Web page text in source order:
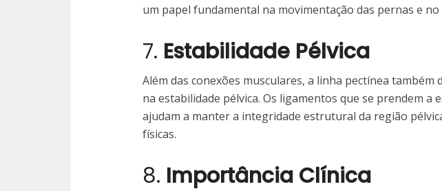
um papel fundamental na movimentação das pernas e
7. Estabilidade Pélvica
Além das conexões musculares, a linha pectínea também
na estabilidade pélvica. Os ligamentos que se prendem a
ajudam a manter a integridade estrutural da região
físicas.
8. Importância Clínica